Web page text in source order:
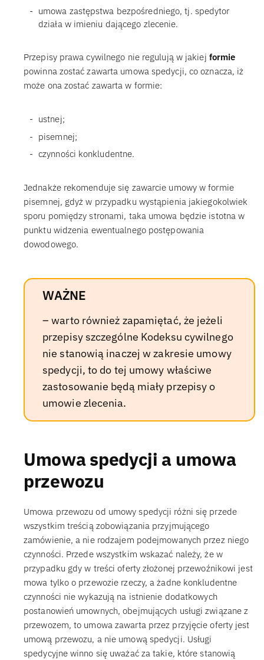
umowa zastępstwa bezpośredniego, tj. spedytor
działa w imieniu dającego zlecenie.
Przepisy prawa cywilnego nie regulują w jakiej formie
powinna zostać zawarta umowa spedycji, co oznacza, iż
może ona zostać zawarta w formie:
ustnej;
pisemnej;
czynności konkludentne.
Jednakże rekomenduje się zawarcie umowy w formie
pisemnej, gdyż w przypadku wystąpienia jakiegokolwiek
sporu pomiędzy stronami, taka umowa będzie istotna w
punktu widzenia ewentualnego postępowania
dowodowego.
WAŻNE
– warto również zapamiętać, że jeżeli
przepisy szczególne Kodeksu cywilnego
nie stanowią inaczej w zakresie umowy
spedycji, to do tej umowy właściwe
zastosowanie będą miały przepisy o
umowie zlecenia.
Umowa spedycji a umowa
przewozu
Umowa przewozu od umowy spedycji różni się przede
wszystkim treścią zobowiązania przyjmującego
zamówienie, a nie rodzajem podejmowanych przez niego
czynności. Przede wszystkim wskazać należy, że w
przypadku gdy w treści oferty złożonej przewoźnikowi jest
mowa tylko o przewozie rzeczy, a żadne konkludentne
czynności nie wykazują na istnienie dodatkowych
postanowień umownych, obejmujących usługi związane z
przewozem, to umowa zawarta przez przyjęcie oferty jest
umową przewozu, a nie umową spedycji. Usługi
spedycyjne winno się uważać za takie, które stanowią